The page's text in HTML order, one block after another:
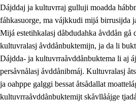
Dájddaj ja kultuvrraj gulluji moadda
fáhkasuorge, ma vájkkudi mijá birrusijda
Mijá estetihkalasj dåbdudahka åvddån gå
kultuvralasj åvddånbuktemijn, ja da li
Dájdda- ja kultuvrraåvddånbuktema li aj
persåvnålasj åvddånibmáj. Kultuvralasj
ja oahppe galggi bessat åtsådallat
kultuvrraåvddånbuktemijt skåvllåájge